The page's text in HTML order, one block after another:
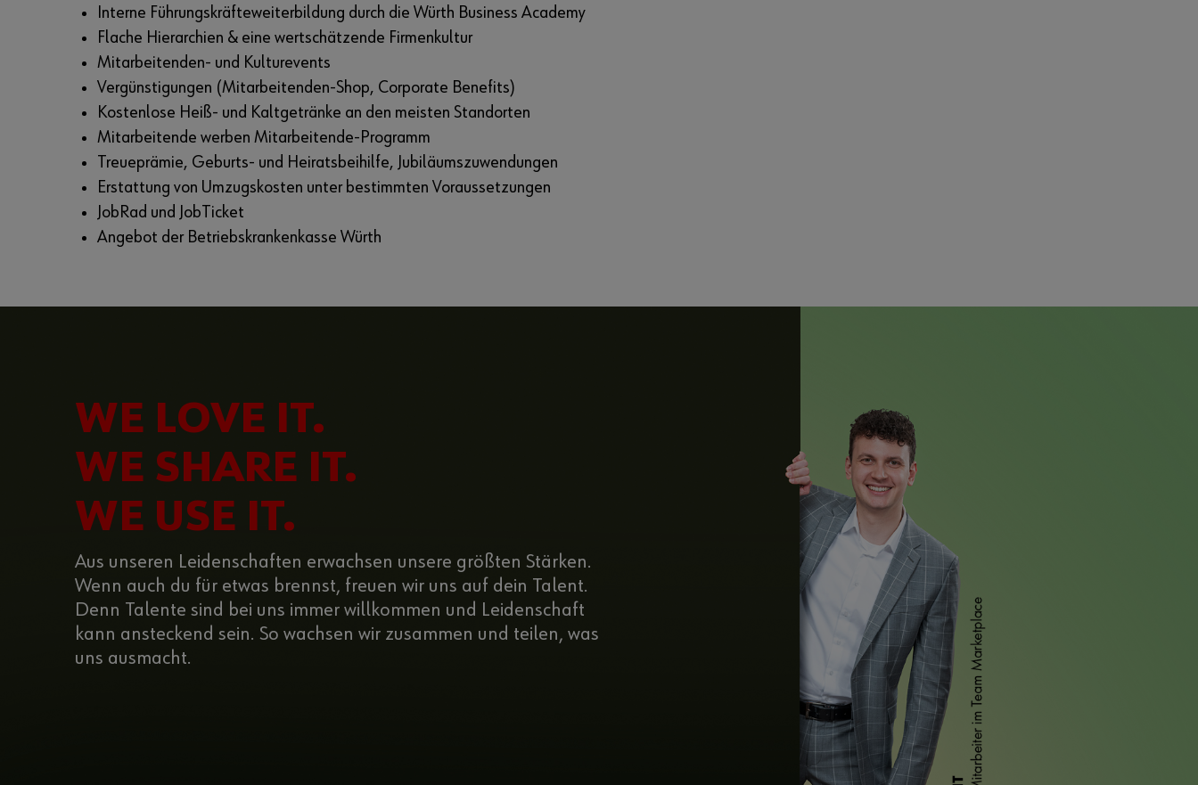
Interne Führungskräfteweiterbildung durch die Würth Business Academy
Flache Hierarchien & eine wertschätzende Firmenkultur
Mitarbeitenden- und Kulturevents
Vergünstigungen (Mitarbeitenden-Shop, Corporate Benefits)
Kostenlose Heiß- und Kaltgetränke an den meisten Standorten
Mitarbeitende werben Mitarbeitende-Programm
Treueprämie, Geburts- und Heiratsbeihilfe, Jubiläumszuwendungen
Erstattung von Umzugskosten unter bestimmten Voraussetzungen
JobRad und JobTicket
Angebot der Betriebskrankenkasse Würth
WE LOVE IT.
WE SHARE IT.
WE USE IT.
Aus unseren Leidenschaften erwachsen unsere größten Stärken.
Wenn auch du für etwas brennst, freuen wir uns auf dein Talent.
Denn Talente sind bei uns immer willkommen und Leidenschaft
kann ansteckend sein. So wachsen wir zusammen und teilen, was
uns ausmacht.